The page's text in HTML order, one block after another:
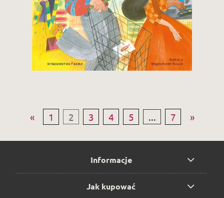
29,90 zł
Zobacz i kup
« 1 2 3 4 5 ... 7 »
Informacje
Jak kupować